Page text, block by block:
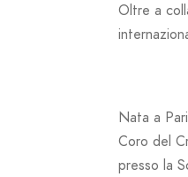
Oltre a
Nata a
Coro del
presso la